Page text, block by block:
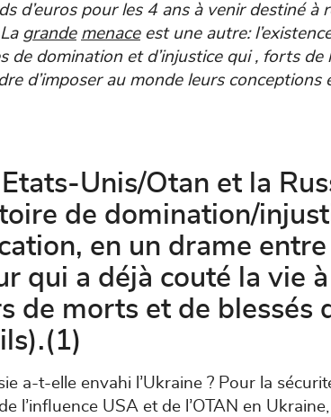
d’euros pour les 4 ans à venir destiné à
grande menaceest une autre:
de domination et d’injustice qui , forts de
d’imposer au monde leurs conceptions
Unis/Otan et la
de domination/
en un drame entre
qui a déjà couté la vie
de morts et de blessés
a-t-elle envahi l’Ukraine ? Pour la
l’influence USA et de l’OTAN en